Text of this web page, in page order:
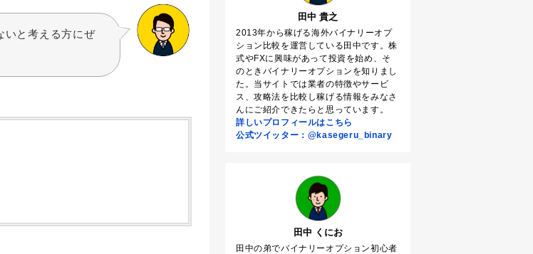
いと考える方にぜ
田中 貴之
2013年から稼げる海外バイナリーオプ
ション比較を運営している田中です。株
式やFXに興味があって投資を始め、そ
のときバイナリーオプションを知りまし
た。当サイトでは業者の特徴やサービ
ス、攻略法を比較し稼げる情報をみなさ
んにご紹介できたらと思っています。
詳しいプロフィールはこちら
公式ツイッター：@kasegeru_binary
田中 くにお
田中の弟でバイナリーオプション初心者